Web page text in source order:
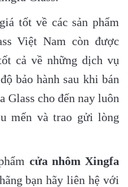
tốt về các sản phẩm
Việt Nam còn được
cả về những dịch vụ
bảo hành sau khi bán
Glass cho đến nay luôn
mến và trao gửi lòng
cửa nhôm Xingfa
bạn hãy liên hệ với